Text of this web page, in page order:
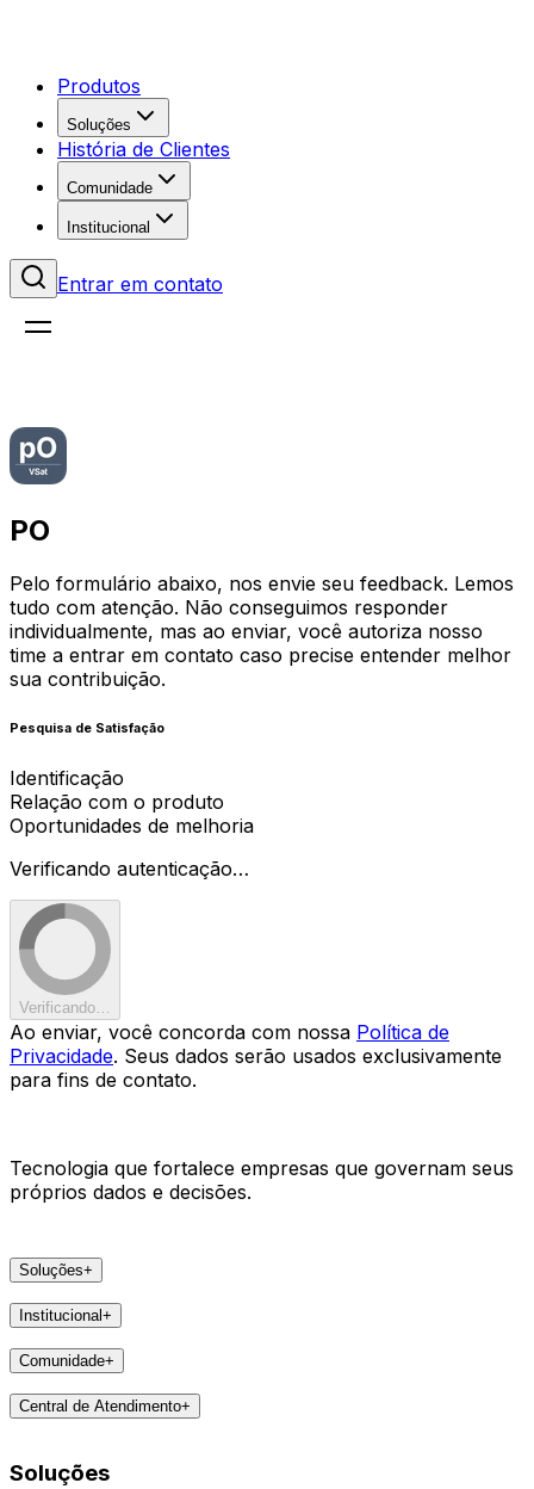
Produtos
Soluções
História de Clientes
Comunidade
Institucional
Entrar em contato
PO
Pelo formulário abaixo, nos envie seu feedback. Lemos
tudo com atenção. Não conseguimos responder
individualmente, mas ao enviar, você autoriza nosso
time a entrar em contato caso precise entender melhor
sua contribuição.
Pesquisa de Satisfação
Identificação
Relação com o produto
Oportunidades de melhoria
Verificando autenticação…
Verificando…
Ao enviar, você concorda com nossa Política de
Privacidade. Seus dados serão usados exclusivamente
para fins de contato.
Tecnologia que fortalece empresas que governam seus
próprios dados e decisões.
Soluções+
Produtos
arc
Institucional +
A Areco
Lideranças
Comunidade+
Eventos
Vivências
Central de Atendimento+
Todas as Regiões
Soluções